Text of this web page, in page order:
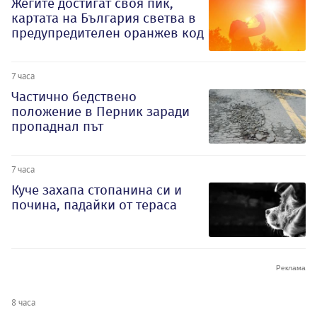
Жегите достигат своя пик,
картата на България светва в
предупредителен оранжев код
7 часа
Частично бедствено
положение в Перник заради
пропаднал път
7 часа
Куче захапа стопанина си и
почина, падайки от тераса
8 часа